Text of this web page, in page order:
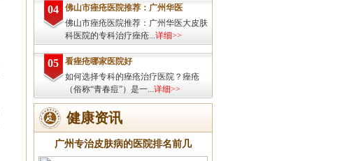
04
佛山市痤疮医院推荐：广州华医
佛山市痤疮医院推荐：广州华医大皮肤
科医院的专科治疗痤疮...详细>>
05
看痤疮哪家医院好
如何选择专科的痤疮治疗医院？痤疮
（俗称“青春痘”）是一...详细>>
健康资讯
广州专治皮肤病的医院排名前几